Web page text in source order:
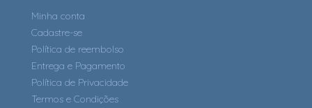
Minha conta
Cadastre-se
Política de reembolso
Entrega e Pagamento
Política de Privacidade
Termos e Condições